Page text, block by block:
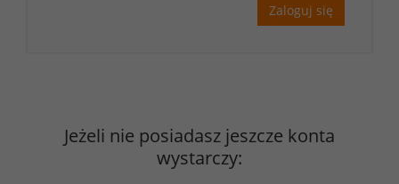
Zaloguj się
Jeżeli nie posiadasz jeszcze konta
wystarczy: